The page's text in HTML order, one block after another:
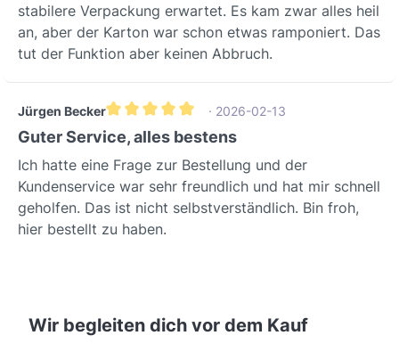
stabilere Verpackung erwartet. Es kam zwar alles heil
an, aber der Karton war schon etwas ramponiert. Das
tut der Funktion aber keinen Abbruch.
Jürgen Becker
Durchschnittliche Bewertung von 5 von 5 Sternen
· 2026-02-13
Guter Service, alles bestens
Ich hatte eine Frage zur Bestellung und der
Kundenservice war sehr freundlich und hat mir schnell
geholfen. Das ist nicht selbstverständlich. Bin froh,
hier bestellt zu haben.
Wir begleiten dich vor dem Kauf